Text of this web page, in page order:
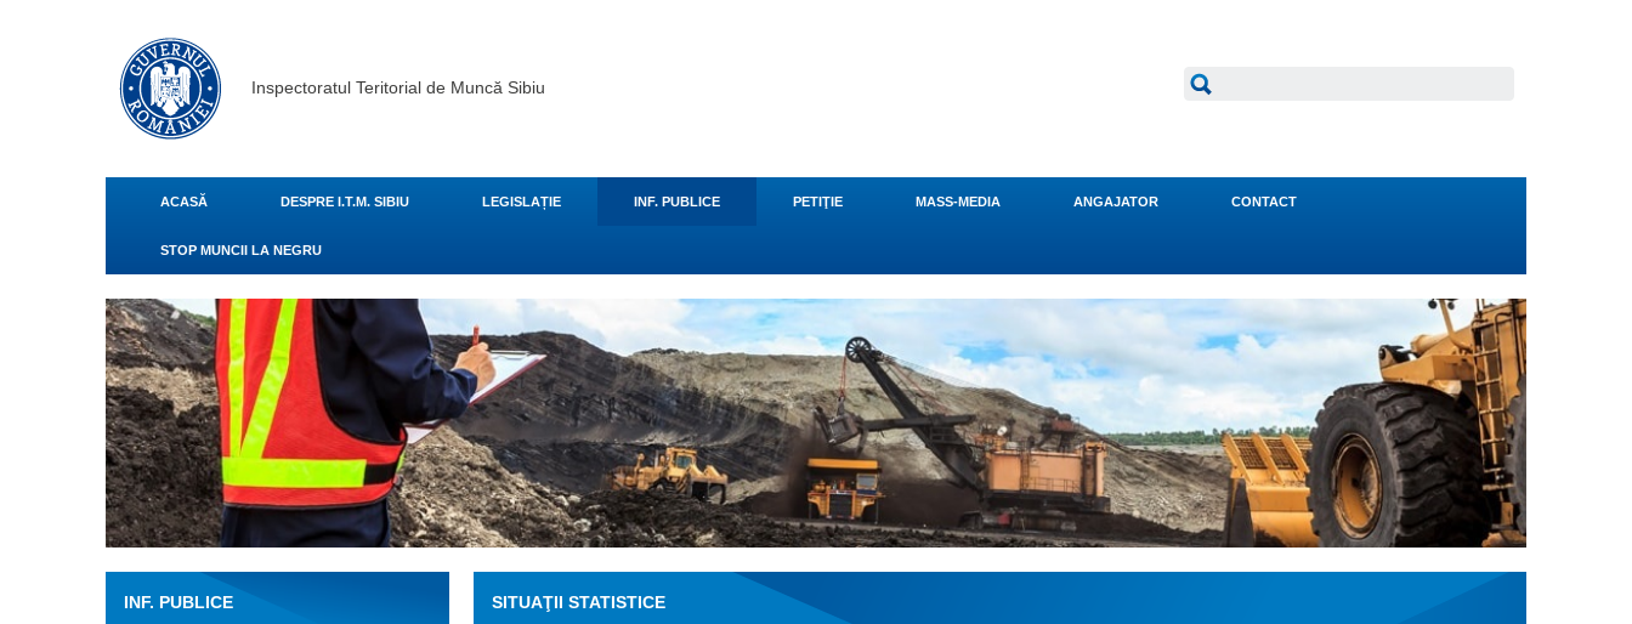
Inspectoratul Teritorial de Muncă Sibiu
ACASĂ DESPRE I.T.M. SIBIU LEGISLAȚIE INF. PUBLICE PETIŢIE MASS-MEDIA ANGAJATOR CONTACT
STOP MUNCII LA NEGRU
INF. PUBLICE SITUAŢII STATISTICE